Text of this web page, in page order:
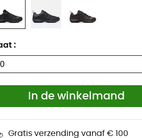
:
In de winkelmand
Gratis verzending vanaf € 100